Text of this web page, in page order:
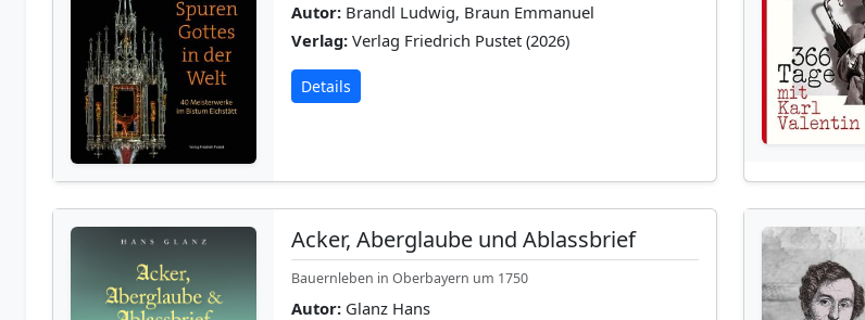
Autor: Brandl Ludwig, Braun Emmanuel
Verlag: Verlag Friedrich Pustet (2026)
Details
Acker, Aberglaube und Ablassbrief
Bauernleben in Oberbayern um 1750
Autor: Glanz Hans